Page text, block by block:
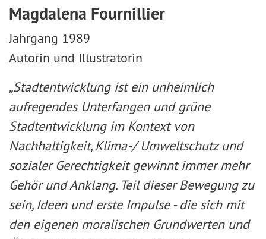
Magdalena Fournillier
Jahrgang 1989
Autorin und Illustratorin
„Stadtentwicklung ist ein unheimlich
aufregendes Unterfangen und grüne
Stadtentwicklung im Kontext von
Nachhaltigkeit, Klima-/ Umweltschutz und
sozialer Gerechtigkeit gewinnt immer mehr
Gehör und Anklang. Teil dieser Bewegung zu
sein, Ideen und erste Impulse - die sich mit
den eigenen moralischen Grundwerten und